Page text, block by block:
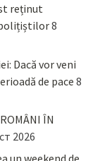
reținut
polițiștilor8
Dacă vor veni
de pace 8
ÎN
2026
un weekend de